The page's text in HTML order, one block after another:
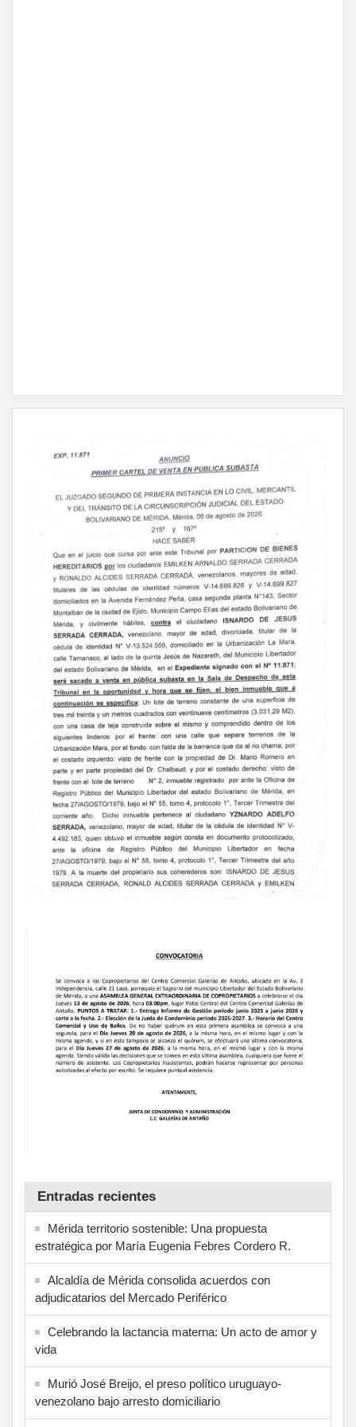
Entradas recientes
Mérida territorio sostenible: Una propuesta
estratégica por María Eugenia Febres Cordero R.
Alcaldía de Mérida consolida acuerdos con
adjudicatarios del Mercado Periférico
Celebrando la lactancia materna: Un acto de amor y
vida
Murió José Breijo, el preso político uruguayo-
venezolano bajo arresto domiciliario